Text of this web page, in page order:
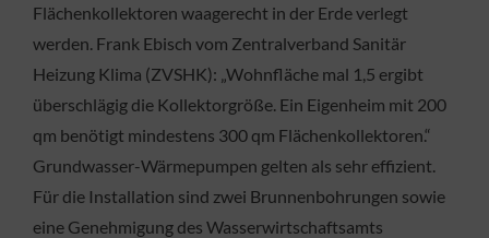
Flächenkollektoren waagerecht in der Erde verlegt
werden. Frank Ebisch vom Zentralverband Sanitär
Heizung Klima (ZVSHK): „Wohnfläche mal 1,5 ergibt
überschlägig die Kollektorgröße. Ein Eigenheim mit 200
qm benötigt mindestens 300 qm Flächenkollektoren.“
Grundwasser-Wärmepumpen gelten als sehr effizient.
Für die Installation sind zwei Brunnenbohrungen sowie
eine Genehmigung des Wasserwirtschaftsamts